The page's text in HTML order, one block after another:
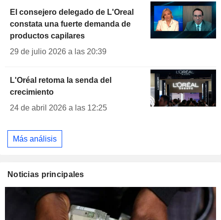
El consejero delegado de L'Oreal
constata una fuerte demanda de
productos capilares
29 de julio 2026 a las 20:39
L'Oréal retoma la senda del
crecimiento
24 de abril 2026 a las 12:25
Más análisis
Noticias principales